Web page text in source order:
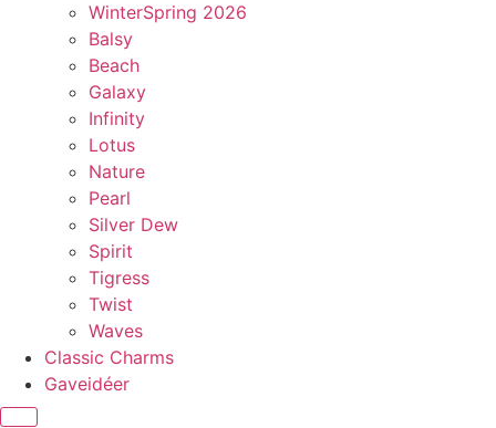
WinterSpring 2026
Balsy
Beach
Galaxy
Infinity
Lotus
Nature
Pearl
Silver Dew
Spirit
Tigress
Twist
Waves
Classic Charms
Gaveidéer